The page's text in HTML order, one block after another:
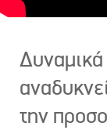
Δυναμικά
την